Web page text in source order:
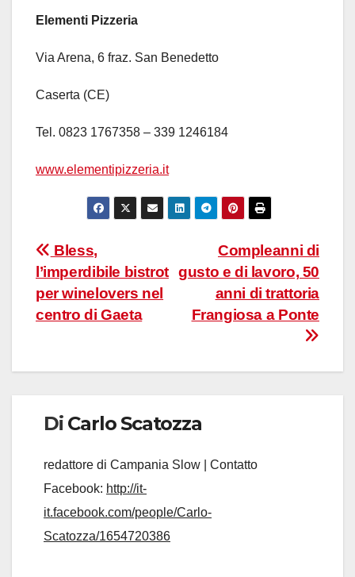
Elementi Pizzeria
Via Arena, 6 fraz. San Benedetto
Caserta (CE)
Tel. 0823 1767358 – 339 1246184
www.elementipizzeria.it
Navigazione
articoli
Compleanni di
gusto e di lavoro, 50
anni di trattoria
Frangiosa a Ponte
Bless,
l’imperdibile bistrot
per winelovers nel
centro di Gaeta
Di Carlo Scatozza
redattore di Campania Slow | Contatto
Facebook: http://it-
it.facebook.com/people/Carlo-
Scatozza/1654720386